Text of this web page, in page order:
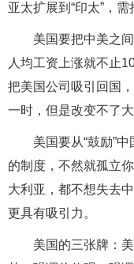
亚太扩展到“印太”，
美国要把中美之
人均工资上涨就不止
把美国公司吸引回国
一时，但是改变不了大
美国要从“鼓励”
的制度，不然就孤立
大利亚，都不想失去
更具有吸引力。
美国的三张牌：